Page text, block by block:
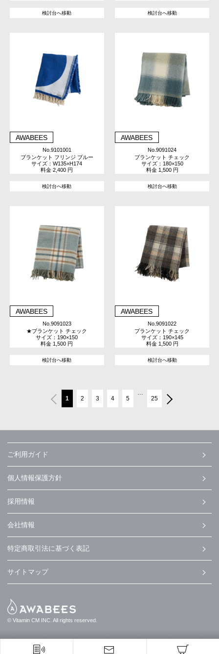
検討台へ移動 検討台へ移動
AWABEES
No.9101001
ブランケット フリンジ ブルー
サイズ：W135×H174
料金 2,400 円
検討台へ移動
AWABEES
No.9091024
ブランケット チェック
サイズ：180×150
料金 1,500 円
検討台へ移動
AWABEES
No.9091023
★ブランケット チェック
サイズ：190×150
料金 1,500 円
検討台へ移動
AWABEES
No.9091022
ブランケット チェック
サイズ：190×145
料金 1,500 円
検討台へ移動
1 2 3 4 5
…
25
ご利用ガイド
個人情報保護方針
採用情報
会社情報
特定商取引法に基づく表記
サイトマップ
© Vitamin CM INC. All rights reserved.